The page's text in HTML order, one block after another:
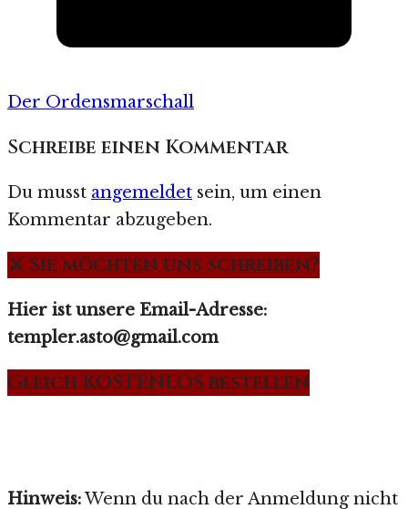
Der Ordensmarschall
Schreibe einen Kommentar
Du musst angemeldet sein, um einen
Kommentar abzugeben.
⚔️ Sie möchten uns schreiben?
Hier ist unsere Email-Adresse:
templer.asto@gmail.com
Gleich KOSTENLOS bestellen
Hinweis:Wenn du nach der Anmeldung nicht